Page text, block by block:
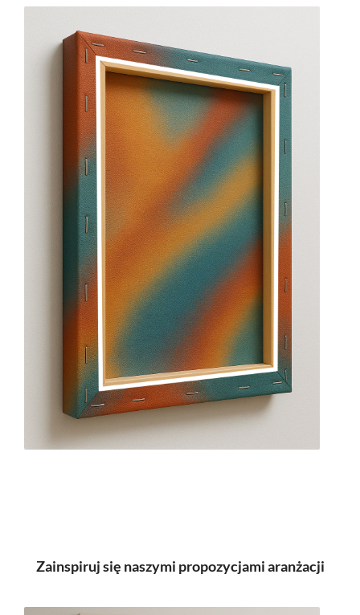
Zainspiruj się naszymi propozycjami aranżacji